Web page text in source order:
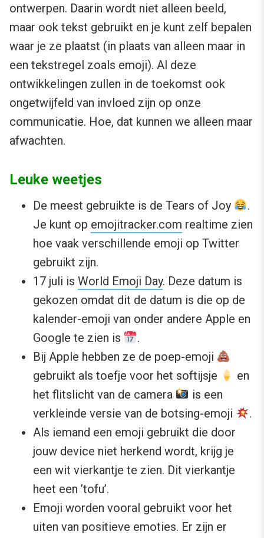
ontwerpen. Daarin wordt niet alleen beeld,
maar ook tekst gebruikt en je kunt zelf bepalen
waar je ze plaatst (in plaats van alleen maar in
een tekstregel zoals emoji). Al deze
ontwikkelingen zullen in de toekomst ook
ongetwijfeld van invloed zijn op onze
communicatie. Hoe, dat kunnen we alleen maar
afwachten.
Leuke weetjes
De meest gebruikte is de Tears of Joy
.
Je kunt op emojitracker.com realtime zien
hoe vaak verschillende emoji op Twitter
gebruikt zijn.
17 juli is World Emoji Day. Deze datum is
gekozen omdat dit de datum is die op de
kalender-emoji van onder andere Apple en
Google te zien is
.
Bij Apple hebben ze de poep-emoji
gebruikt als toefje voor het softijsje
en
het flitslicht van de camera
is een
verkleinde versie van de botsing-emoji
.
Als iemand een emoji gebruikt die door
jouw device niet herkend wordt, krijg je
een wit vierkantje te zien. Dit vierkantje
heet een ’tofu’.
Emoji worden vooral gebruikt voor het
uiten van positieve emoties. Er zijn er